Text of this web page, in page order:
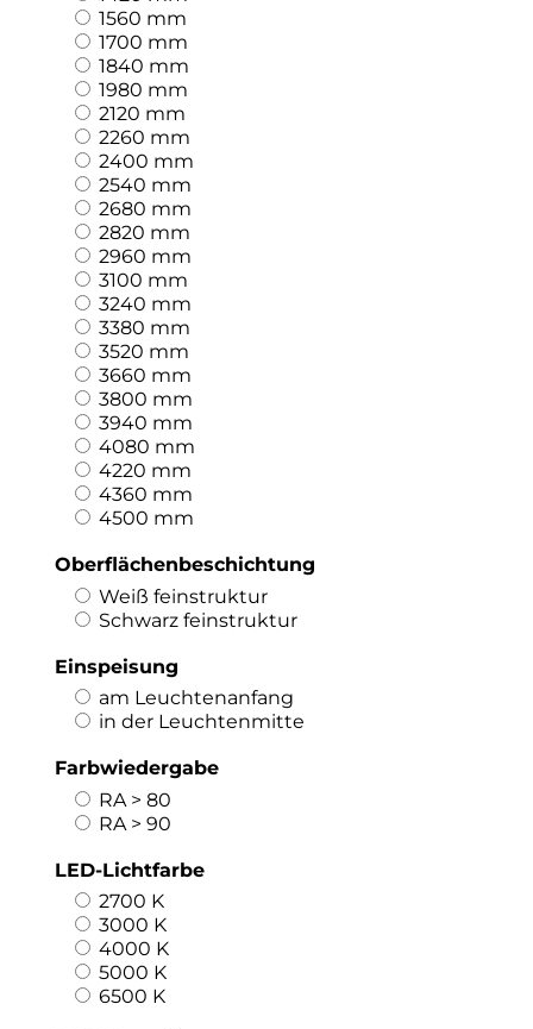
1560 mm
1700 mm
1840 mm
1980 mm
2120 mm
2260 mm
2400 mm
2540 mm
2680 mm
2820 mm
2960 mm
3100 mm
3240 mm
3380 mm
3520 mm
3660 mm
3800 mm
3940 mm
4080 mm
4220 mm
4360 mm
4500 mm
Oberflächenbeschichtung
Weiß feinstruktur
Schwarz feinstruktur
Einspeisung
am Leuchtenanfang
in der Leuchtenmitte
Farbwiedergabe
RA > 80
RA > 90
LED-Lichtfarbe
2700 K
3000 K
4000 K
5000 K
6500 K